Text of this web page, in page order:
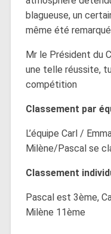
blagueuse, un
même été
Mr le Président du
une telle réussite,
compétition
Classement par
L’équipe Carl /
Milène/Pascal se
Classement
Pascal est 3ème,
Milène 11ème